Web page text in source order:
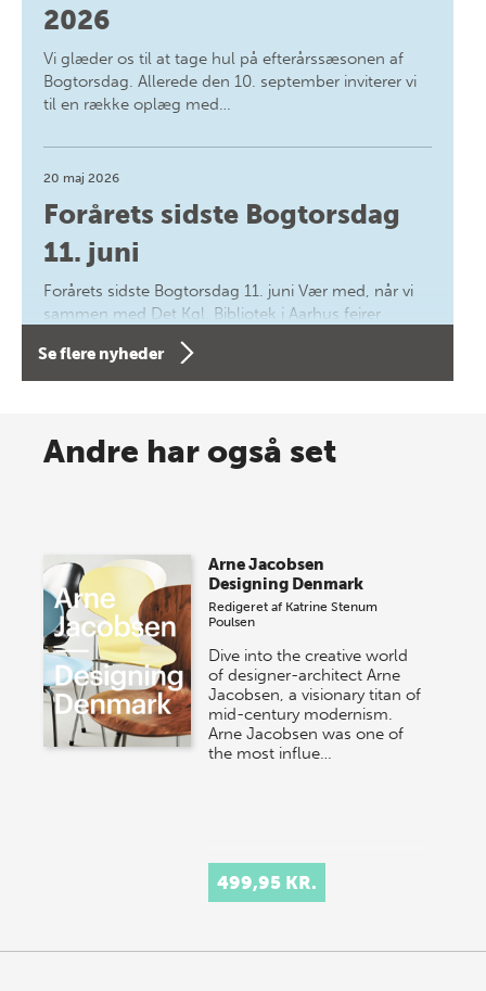
2026
Vi glæder os til at tage hul på efterårssæsonen af
Bogtorsdag. Allerede den 10. september inviterer vi
til en række oplæg med…
20 maj 2026
Forårets sidste Bogtorsdag
11. juni
Forårets sidste Bogtorsdag 11. juni Vær med, når vi
sammen med Det Kgl. Bibliotek i Aarhus fejrer
forfatterne bag vores nyes…
Spar op til 70% til sommer-
onsdag den 10. j…
Se flere nyheder
Andre har også set
Arne Jacobsen
Designing Denmark
Redigeret af Katrine Stenum
Poulsen
Dive into the creative world
of designer-architect Arne
Jacobsen, a visionary titan of
mid-century modernism.
Arne Jacobsen was one of
the most influe…
499,95 KR.